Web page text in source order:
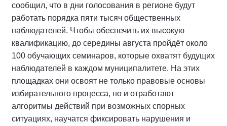
сообщил, что в дни голосования в регионе будут
работать порядка пяти тысяч общественных
наблюдателей. Чтобы обеспечить их высокую
квалификацию, до середины августа пройдёт около
100 обучающих семинаров, которые охватят будущих
наблюдателей в каждом муниципалитете. На этих
площадках они освоят не только правовые основы
избирательного процесса, но и отработают
алгоритмы действий при возможных спорных
ситуациях, научатся фиксировать нарушения и